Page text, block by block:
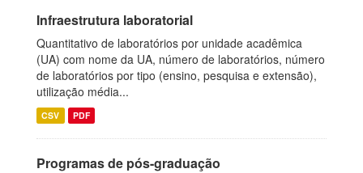
Infraestrutura laboratorial
Quantitativo de laboratórios por unidade acadêmica
(UA) com nome da UA, número de laboratórios, número
de laboratórios por tipo (ensino, pesquisa e extensão),
utilização média...
CSV PDF
Programas de pós-graduação